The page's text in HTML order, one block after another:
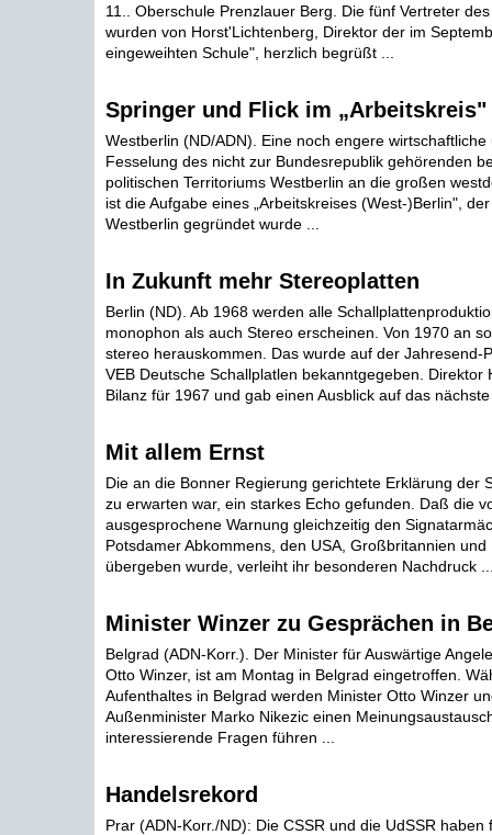
11.. Oberschule Prenzlauer Berg. Die fünf Vertreter
wurden von Horst'Lichtenberg, Direktor der im
eingeweihten Schule", herzlich begrüßt ...
Springer und Flick im „Arbeitskreis"
Westberlin (ND/ADN). Eine noch engere wirtschaftliche
Fesselung des nicht zur Bundesrepublik gehörenden
politischen Territoriums Westberlin an die großen
ist die Aufgabe eines „Arbeitskreises (West-)Berlin",
Westberlin gegründet wurde ...
In Zukunft mehr Stereoplatten
Berlin (ND). Ab 1968 werden alle
monophon als auch Stereo erscheinen. Von 1970 an
stereo herauskommen. Das wurde auf der Jahresend-
VEB Deutsche Schallplatlen bekanntgegeben. Direktor
Bilanz für 1967 und gab einen Ausblick auf das
Mit allem Ernst
Die an die Bonner Regierung gerichtete Erklärung der
zu erwarten war, ein starkes Echo gefunden. Daß die
ausgesprochene Warnung gleichzeitig den
Potsdamer Abkommens, den USA, Großbritannien und
übergeben wurde, verleiht ihr besonderen Nachdruck
Minister Winzer zu Gesprächen in
Belgrad (ADN-Korr.). Der Minister für Auswärtige
Otto Winzer, ist am Montag in Belgrad eingetroffen.
Aufenthaltes in Belgrad werden Minister Otto Winzer
Außenminister Marko Nikezic einen
interessierende Fragen führen ...
Handelsrekord
Prar (ADN-Korr./ND): Die CSSR und die UdSSR haben